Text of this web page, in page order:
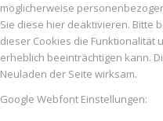
möglicherweise
Sie diese hier deaktivieren. Bitte
dieser Cookies die Funktionalität
erheblich beeinträchtigen kann.
Neuladen der Seite wirksam.
Google Webfont Einstellungen: